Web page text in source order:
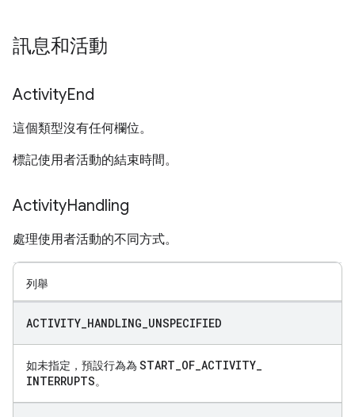
訊息和活動
ActivityEnd
這個類型沒有任何欄位。
標記使用者活動的結束時間。
ActivityHandling
處理使用者活動的不同方式。
列舉
ACTIVITY HANDLING UNSPECIFIED
如未指定，預設行為為 START_OF_ACTIVITY_
INTERRUPTS。